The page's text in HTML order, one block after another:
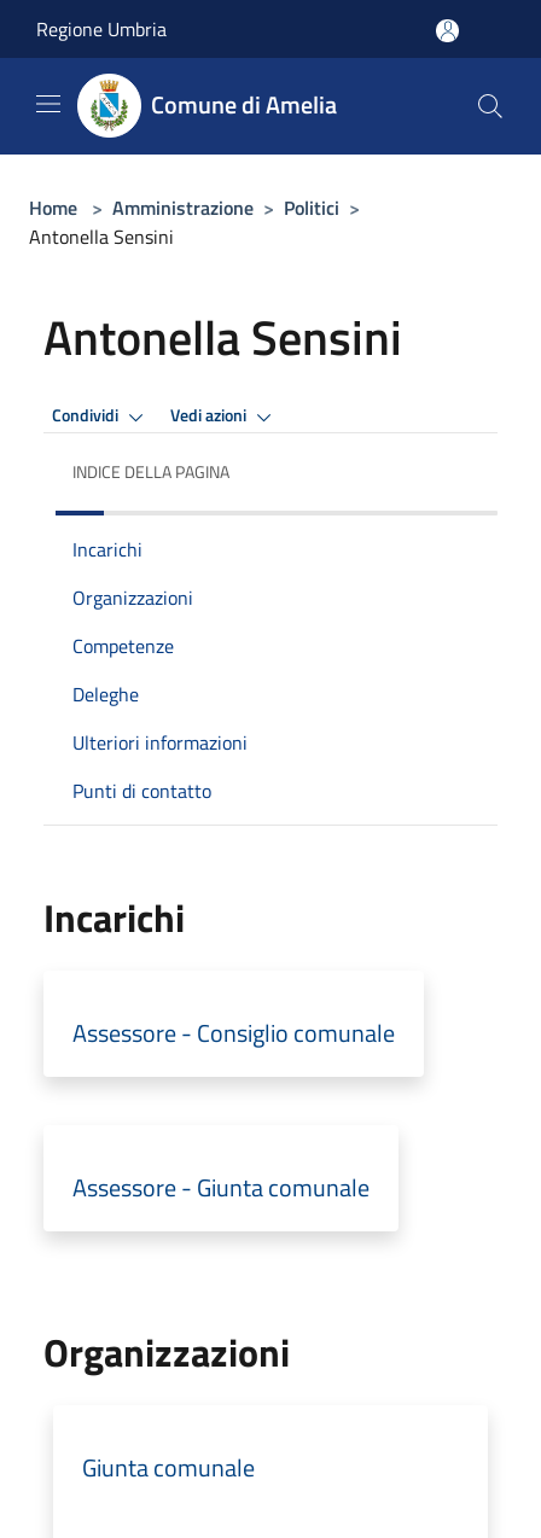
Regione Umbria
Comune di Amelia
Home > Amministrazione > Politici >
Antonella Sensini
Antonella Sensini
Condividi Vedi azioni
INDICE DELLA PAGINA
Incarichi
Organizzazioni
Competenze
Deleghe
Ulteriori informazioni
Punti di contatto
Incarichi
Assessore - Consiglio comunale
Assessore - Giunta comunale
Organizzazioni
Giunta comunale